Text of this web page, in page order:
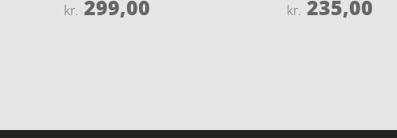
Vurderet
3.8
kr. 299,00
Vurderet
4.2
kr. 235,00